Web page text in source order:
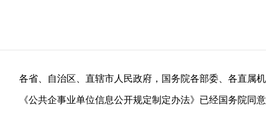
各省、自治区、直辖市人民政府，国务院各部委、各直属
《公共企事业单位信息公开规定制定办法》已经国务院同